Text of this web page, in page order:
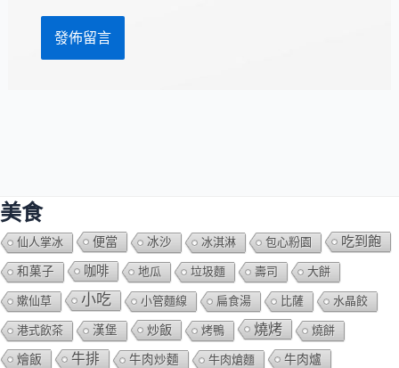
美食
仙人掌冰 便當 冰沙 冰淇淋 包心粉園 吃到飽
和菓子 咖啡 地瓜 垃圾麵 壽司 大餅
嫰仙草 小吃 小管麵線 扁食湯 比薩 水晶餃
港式飲茶 漢堡 炒飯 烤鴨 燒烤 燒餅
燴飯 牛排 牛肉炒麵 牛肉熗麵 牛肉爐